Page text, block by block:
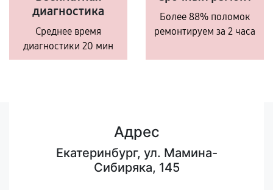
диагностика
Среднее время
диагностики 20 мин
Более 88% поломок
ремонтируем за 2 часа
Адрес
Екатеринбург, ул. Мамина-
Сибиряка, 145